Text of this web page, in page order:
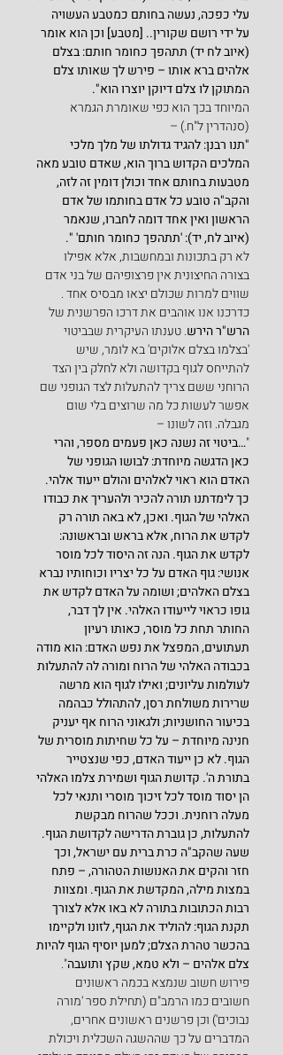
עלי כפכה, נעשה בחותם כמטבע העשויה
על ידי רושם שקורין.. [מטבע] וכן הוא אומר
(איוב לח יד) תתהפך כחומר חותם: בצלם
אלהים ברא אותו – פירש לך שאותו צלם
המתוקן לו צלם דיוקן יוצרו הוא".
המיוחד בכך הוא כפי שאומרת הגמרא
(סנהדרין ל"ח.) –
"תנו רבנן: להגיד גדולתו של מלך מלכי
המלכים הקדוש ברוך הוא, שאדם טובע מאה
מטבעות בחותם אחד וכולן דומין זה לזה,
והקב"ה טובע כל אדם בחותמו של אדם
הראשון ואין אחד דומה לחברו, שנאמר
(איוב לח, יד): 'תתהפך כחומר חותם' ".
לא רק בתכונות ובמחשבות, אלא אפילו
בצורה החיצונית אין פרצופיהם של בני אדם
שווים למרות שכולם יצאו מבסיס אחד .
כדרכנו אנו אוהבים את דרכו הפרשנית של
הרש"ר הירש. טענתו העיקרית שבביטוי
'בצלמו בצלם אלוקים' בא לומר, שיש
להתייחס לגוף בקדושה ולא לחלק בין הצד
הרוחני ששם צריך להתעלות לצד הגופני שם
אפשר לעשות כל מה שרוצים בלי שום
מגבלה. וזה לשונו –
"…ביטוי זה נשנה כאן פעמים מספר, והרי
כאן הדגשה מיוחדת: לבושו הגופני של
האדם הוא ראוי לאלהים והולם ייעוד אלהי.
כך לימדתנו תורה להכיר ולהעריך את כבודו
האלהי של הגוף. ואכן, לא באה תורה רק
לקדש את הרוח, אלא בראש ובראשונה:
לקדש את הגוף. הנה זה היסוד לכל מוסר
אנושי: גוף האדם על כל יצריו וכוחותיו נברא
בצלם האלהים; ושומה על האדם לקדש את
גופו כראוי לייעודו האלהי. אין לך דבר,
החותר תחת כל מוסר, כאותו רעיון
תעתועים, המפצל את נפש האדם: הוא מודה
בכבודה האלהי של הרוח ומורה לה להתעלות
לעולמות עליונים; ואילו לגוף הוא מרשה
שרירות משולחת רסן, להתהולל כבהמה
בכיעור החושניות; ולגאוני הרוח אף יעניק
חנינה מיוחדת – על כל שחיתות מוסרית של
הגוף. לא כן ייעוד האדם, כפי שנצטייר
בתורת ה'. קדושת הגוף ושמירת צלמו האלהי
הן יסוד מוסד לכל זיכוך מוסרי ותנאי לכל
מעלה רוחנית. וככל שהרוח מבקשת
להתעלות, כן גוברת הדרישה לקדושת הגוף.
שעה שהקב"ה כרת ברית עם ישראל, וכך
חזר והקים את האנושות הטהורה, – פתח
במצות מילה, המקדשת את הגוף. ומצוות
רבות הכתובות בתורה לא באו אלא לצורך
תקנת הגוף: להוליד את הגוף, לזונו ולקיימו
בהכשר טהרת הצלם; למען יוסיף הגוף להיות
צלם אלהים – ולא טמא, שקץ ותועבה".
פירוש חשוב שנמצא בכמה ראשונים
חשובים כמו הרמב"ם (תחילת ספר 'מורה
נבוכים') וכן פרשנים ראשונים אחרים,
המדברים על כך שההשגה השכלית ויכולת